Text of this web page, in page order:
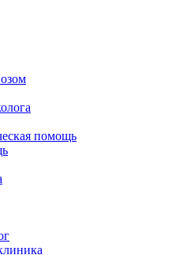
помощь